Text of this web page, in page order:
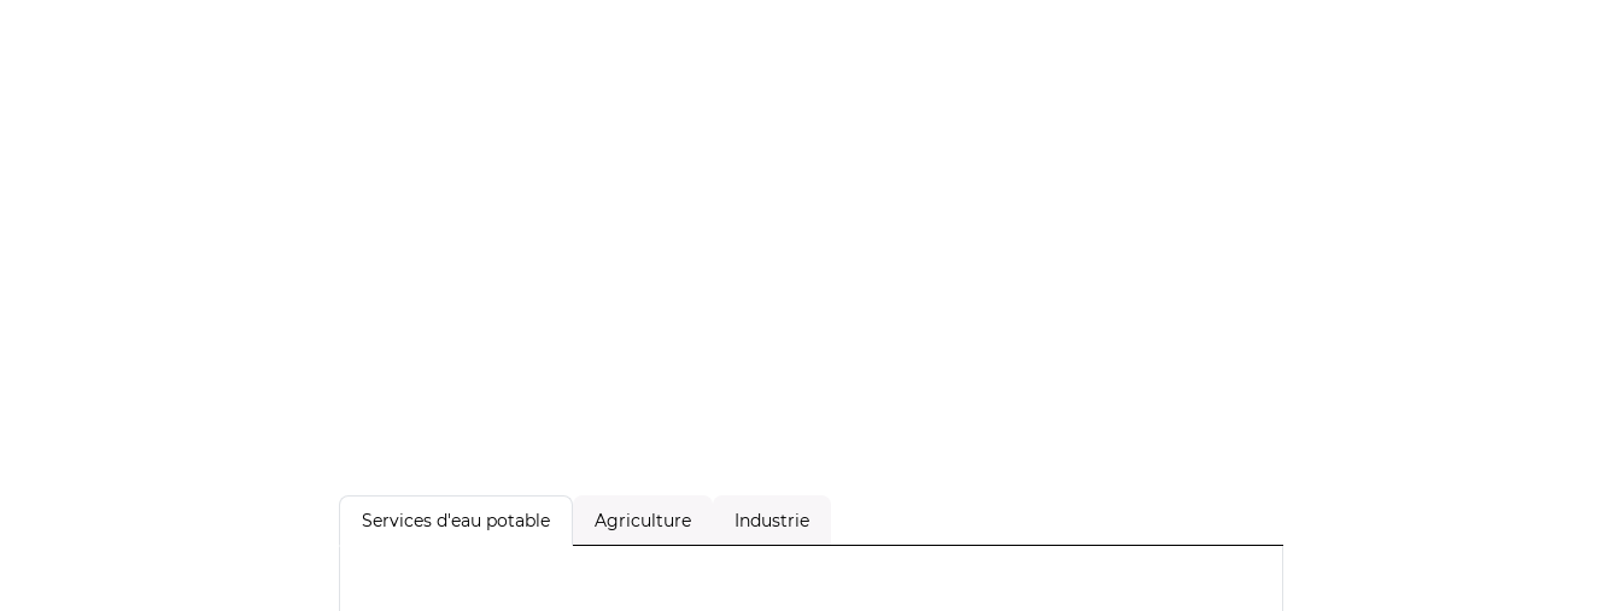
Services d'eau potable Agriculture Industrie